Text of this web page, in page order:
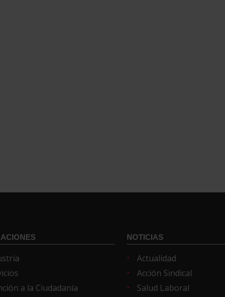
a la Ciudadanía
NOTICIAS
Actualidad
Acción Sindical
Salud Laboral